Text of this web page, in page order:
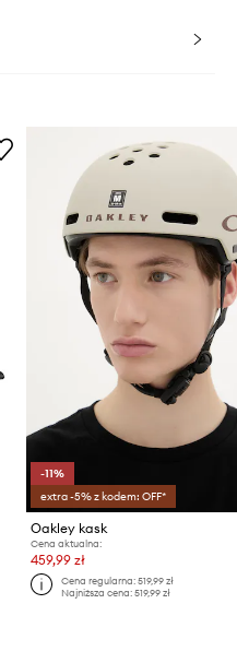
-11%
extra -5% z kodem: OFF*
Oakley kask
Cena aktualna:
459,99 zł
Cena regularna: 519,99 zł
Najniższa cena: 519,99 zł